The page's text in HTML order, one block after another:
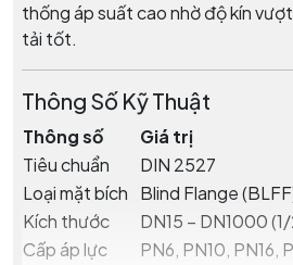
thống áp suất cao nhờ độ kín
tải tốt.
Thông Số Kỹ Thuật
Thông số
Giá trị
Tiêu chuẩn
DIN 2527
Loại mặt bích
Blind Flange
Kích thước
DN15 – DN1000
Cấp áp lực
PN6, PN10, PN16,